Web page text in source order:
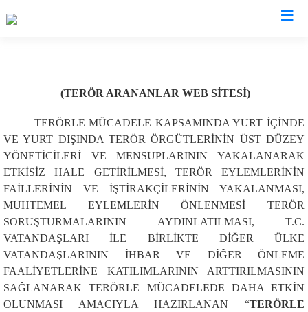
Feke
İmamoğlu
Karaisalı
Karataş
Kozan
Pozantı
Seyhan
Tufanbeyli
Yumurtalık
Yüreğir
Sarıçam
Çukurova
(TERÖR ARANANLAR WEB SİTESİ)
TERÖRLE MÜCADELE KAPSAMINDA YURT İÇİNDE
VE YURT DIŞINDA TERÖR ÖRGÜTLERİNİN ÜST DÜZEY
YÖNETİCİLERİ VE MENSUPLARININ YAKALANARAK
ETKİSİZ HALE GETİRİLMESİ, TERÖR EYLEMLERİNİN
FAİLLERİNİN VE İŞTİRAKÇİLERİNİN YAKALANMASI,
MUHTEMEL EYLEMLERİN ÖNLENMESİ TERÖR
SORUŞTURMALARININ AYDINLATILMASI, T.C.
VATANDAŞLARI İLE BİRLİKTE DİĞER ÜLKE
VATANDAŞLARININ İHBAR VE DİĞER ÖNLEME
FAALİYETLERİNE KATILIMLARININ ARTTIRILMASININ
SAĞLANARAK TERÖRLE MÜCADELEDE DAHA ETKİN
OLUNMASI AMACIYLA HAZIRLANAN “TERÖRLE